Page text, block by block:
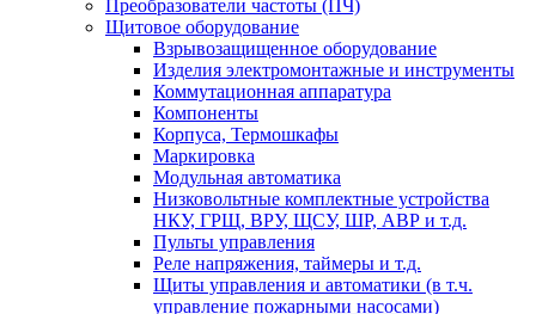
Преобразователи частоты (ПЧ)
Щитовое оборудование
Взрывозащищенное оборудование
Изделия электромонтажные и инструменты
Коммутационная аппаратура
Компоненты
Корпуса, Термошкафы
Маркировка
Модульная автоматика
Низковольтные комплектные устройства
НКУ, ГРЩ, ВРУ, ЩСУ, ШР, АВР и т.д.
Пульты управления
Реле напряжения, таймеры и т.д.
Щиты управления и автоматики (в т.ч.
управление пожарными насосами)